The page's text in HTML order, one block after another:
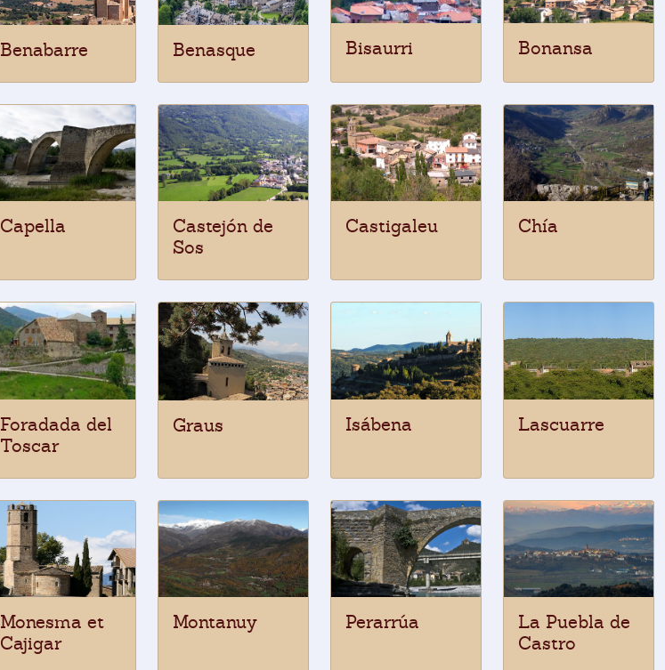
Benabarre Benasque Bisaurri Bonansa
Capella
Castejón de
Sos
Castigaleu Chía
Foradada del
Toscar
Graus Isábena Lascuarre
Monesma et
Cajigar
Montanuy Perarrúa
La Puebla de
Castro